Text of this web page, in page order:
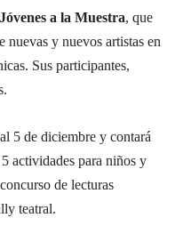
Jóvenes a la Muestra, que
nuevas y nuevos artistas en
Sus participantes,
5 de diciembre y contará
actividades para niños y
de lecturas
teatral.